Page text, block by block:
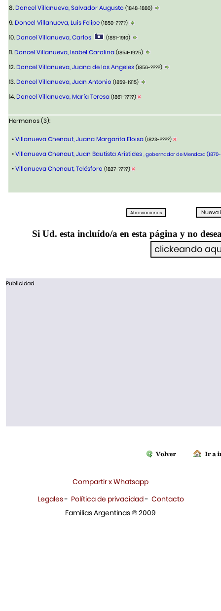
8.Doncel Villanueva, Salvador Augusto (1848-1880)
9.Doncel Villanueva, Luis Felipe (1850-????)
10.Doncel Villanueva, Carlos (1851-1910)
11.Doncel Villanueva, Isabel Carolina (1854-1925)
12.Doncel Villanueva, Juana de los Angeles (1856-????)
13.Doncel Villanueva, Juan Antonio (1859-1915)
14.Doncel Villanueva, María Teresa (1861-????)
Hermanos (3):
•Villanueva Chenaut, Juana Margarita Eloisa (1823-????)
•Villanueva Chenaut, Juan Bautista Aristides , gobernador de Mendoza (1870-
•Villanueva Chenaut, Telésforo (1827-????)
Si Ud. esta incluído/a en esta página y no
Publicidad
Compartir x Whatsapp
Legales- Política de privacidad- Contacto
Familias Argentinas ® 2009